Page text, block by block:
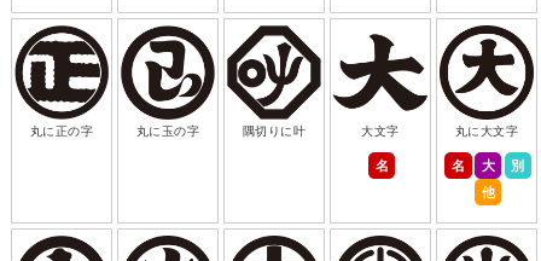
丸に正の字 丸に玉の字 隅切りに叶 大文字
名
丸に大文字
名 大
別
他